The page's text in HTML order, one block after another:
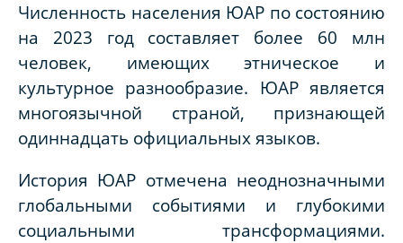
Численность населения ЮАР по состоянию
на 2023 год составляет более 60 млн
человек, имеющих этническое и
культурное разнообразие. ЮАР является
многоязычной страной, признающей
одиннадцать официальных языков.
История ЮАР отмечена неоднозначными
глобальными событиями и глубокими
социальными трансформациями.